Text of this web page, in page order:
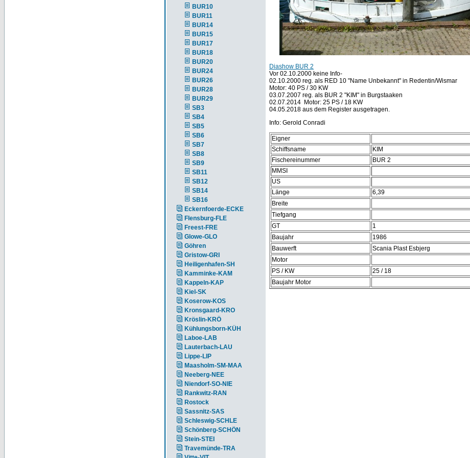
BUR10
BUR11
BUR14
BUR15
BUR17
BUR18
BUR20
BUR24
BUR26
BUR28
BUR29
SB3
SB4
SB5
SB6
SB7
SB8
SB9
SB11
SB12
SB14
SB16
Eckernfoerde-ECKE
Flensburg-FLE
Freest-FRE
Glowe-GLO
Göhren
Gristow-GRI
Heiligenhafen-SH
Kamminke-KAM
Kappeln-KAP
Kiel-SK
Koserow-KOS
Kronsgaard-KRO
Kröslin-KRÖ
Kühlungsborn-KÜH
Laboe-LAB
Lauterbach-LAU
Lippe-LIP
Maasholm-SM-MAA
Neeberg-NEE
Niendorf-SO-NIE
Rankwitz-RAN
Rostock
Sassnitz-SAS
Schleswig-SCHLE
Schönberg-SCHÖN
Stein-STEI
Travemünde-TRA
Diashow BUR 2
Vor 02.10.2000 keine Info-
02.10.2000 reg. als RED 10 "Name Unbekannt" in Redentin/Wismar
Motor: 40 PS / 30 KW
03.07.2007 reg. als BUR 2 "KIM" in Burgstaaken
02.07.2014 Motor: 25 PS / 18 KW
04.05.2018 aus dem Register ausgetragen.
Info: Gerold Conradi
Eigner
Schiffsname
KIM
Fischereinummer
BUR 2
MMSI
US
Länge
6,39
Breite
Tiefgang
GT
1
Baujahr
1986
Bauwerft
Scania Plast Esbjerg
Motor
PS / KW
25 / 18
Baujahr Motor